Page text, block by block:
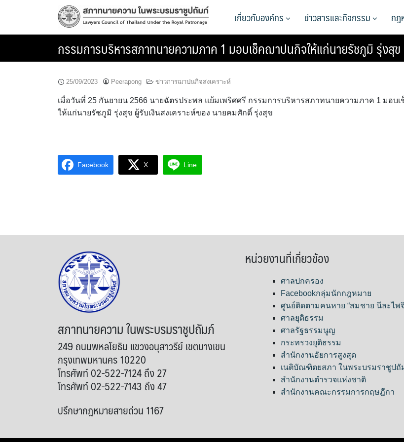
เกี่ยวกับองค์กร ข่าวสารและกิจกรรม กฎ
กรรมการบริหารสภาทนายความภาค 1 มอบเช็คฌาปนกิจให้แก่นายรัชภูมิ รุ่งสุข
25/09/2023 Peerapong ข่าวการฌาปนกิจสงเคราะห์
เมื่อวันที่ 25 กันยายน 2566 นายฉัตรประพล แย้มเพริศศรี กรรมการบริหารสภาทนายความภาค 1 มอบ
ให้แก่นายรัชภูมิ รุ่งสุข ผู้รับเงินสงเคราะห์ของ นายคมศักดิ์ รุ่งสุข
Facebook X Line
สภาทนายความ ในพระบรมราชูปถัมภ์
249 ถนนพหลโยธิน แขวงอนุสาวรีย์ เขตบางเขน
กรุงเทพมหานคร 10220
โทรศัพท์ 02-522-7124 ถึง 27
โทรศัพท์ 02-522-7143 ถึง 47
ปรึกษากฎหมายสายด่วน 1167
หน่วยงานที่เกี่ยวข้อง
ศาลปกครอง
Facebookกลุ่มนักกฎหมาย
ศูนย์ติดตามคนหาย “สมชาย นีละไพ
ศาลยุติธรรม
ศาลรัฐธรรมนูญ
กระทรวงยุติธรรม
สำนักงานอัยการสูงสุด
เนติบัณฑิตยสภา ในพระบรมราชูปถั
สำนักงานตำรวจแห่งชาติ
สำนักงานคณะกรรมการกฤษฎีกา